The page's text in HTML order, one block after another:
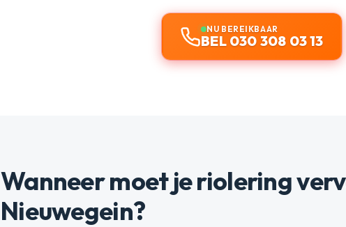
NU BEREIKBAAR
BEL 030 308 03 13
Wanneer moet je riolering
Nieuwegein?